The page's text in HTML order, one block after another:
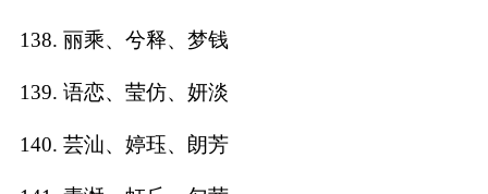
138. 丽乘、兮释、梦钱
139. 语恋、莹仿、妍淡
140. 芸汕、婷珏、朗芳